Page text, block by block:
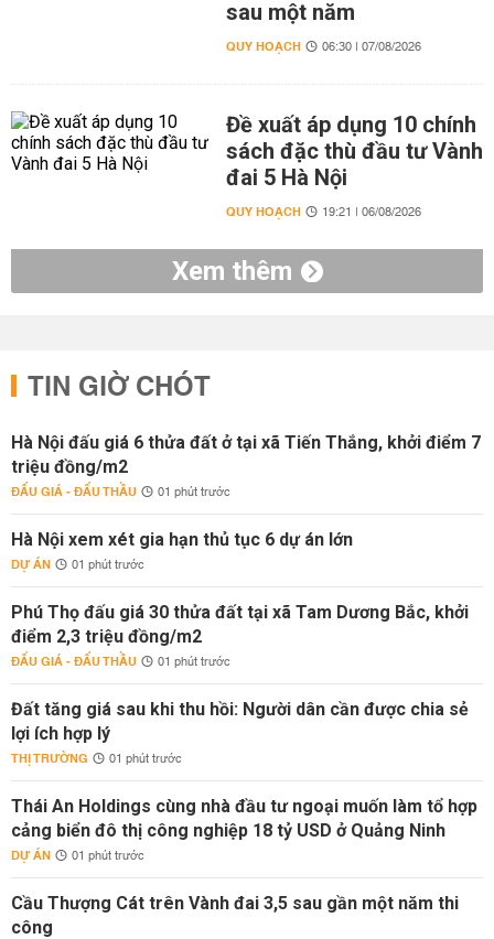
sau một năm
QUY HOẠCH 06:30 | 07/08/2026
Đề xuất áp dụng 10 chính
sách đặc thù đầu tư Vành
đai 5 Hà Nội
QUY HOẠCH 19:21 | 06/08/2026
Xem thêm
TIN GIỜ CHÓT
Hà Nội đấu giá 6 thửa đất ở tại xã Tiến Thắng, khởi điểm 7
triệu đồng/m2
ĐẤU GIÁ - ĐẤU THẦU 01 phút trước
Hà Nội xem xét gia hạn thủ tục 6 dự án lớn
DỰ ÁN 01 phút trước
Phú Thọ đấu giá 30 thửa đất tại xã Tam Dương Bắc, khởi
điểm 2,3 triệu đồng/m2
ĐẤU GIÁ - ĐẤU THẦU 01 phút trước
Đất tăng giá sau khi thu hồi: Người dân cần được chia sẻ
lợi ích hợp lý
THỊ TRƯỜNG 01 phút trước
Thái An Holdings cùng nhà đầu tư ngoại muốn làm tổ hợp
cảng biển đô thị công nghiệp 18 tỷ USD ở Quảng Ninh
DỰ ÁN 01 phút trước
Cầu Thượng Cát trên Vành đai 3,5 sau gần một năm thi
công